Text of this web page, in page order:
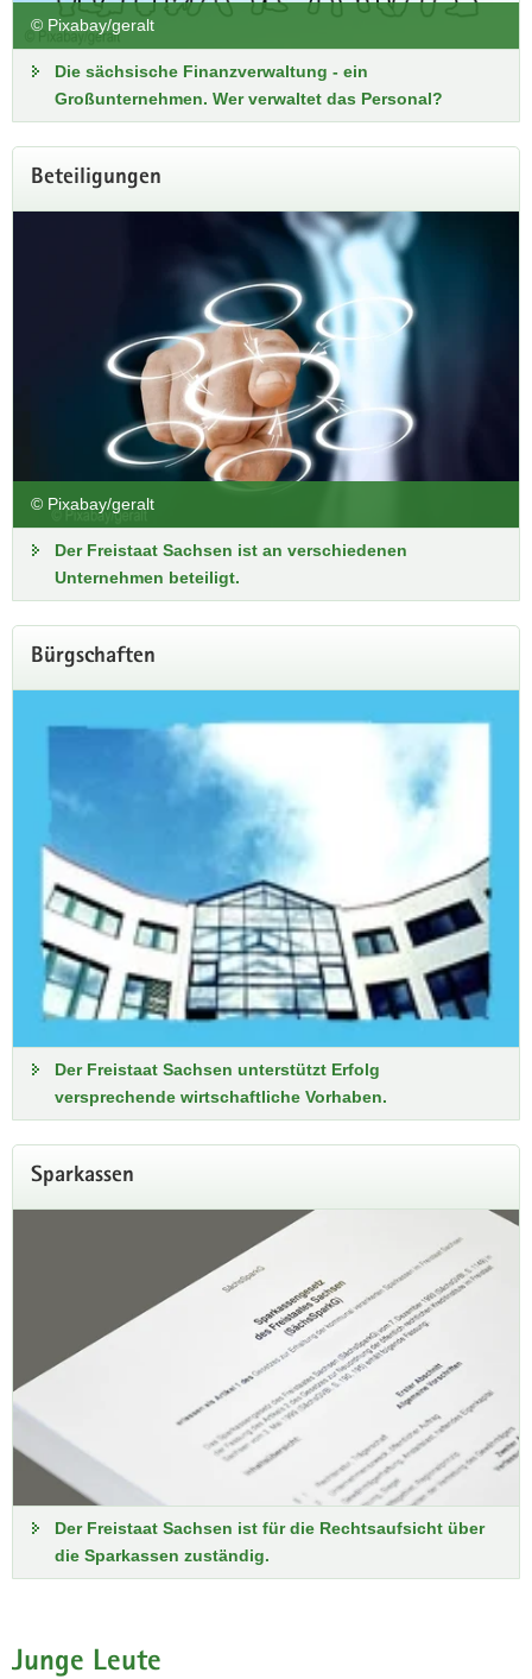
© Pixabay/geralt
Die sächsische Finanzverwaltung - ein
Großunternehmen. Wer verwaltet das Personal?
Beteiligungen
© Pixabay/geralt
Der Freistaat Sachsen ist an verschiedenen
Unternehmen beteiligt.
Bürgschaften
Der Freistaat Sachsen unterstützt Erfolg
versprechende wirtschaftliche Vorhaben.
Sparkassen
Der Freistaat Sachsen ist für die Rechtsaufsicht über
die Sparkassen zuständig.
Junge Leute